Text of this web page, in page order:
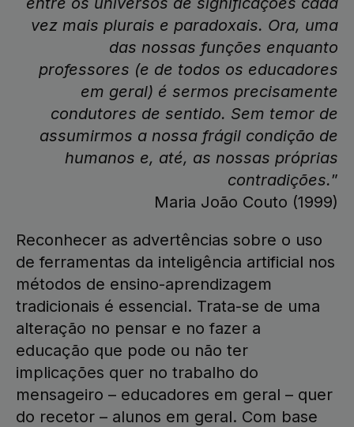
vez mais plurais e paradoxais. Ora, uma
das nossas funções enquanto
professores (e de todos os educadores
em geral) é sermos precisamente
condutores de sentido. Sem temor de
assumirmos a nossa frágil condição de
humanos e, até, as nossas próprias
contradições.”
Maria João Couto (1999)
Reconhecer as advertências sobre o uso
de ferramentas da inteligência artificial nos
métodos de ensino-aprendizagem
tradicionais é essencial. Trata-se de uma
alteração no pensar e no fazer a
educação que pode ou não ter
implicações quer no trabalho do
mensageiro – educadores em geral – quer
do recetor – alunos em geral. Com base